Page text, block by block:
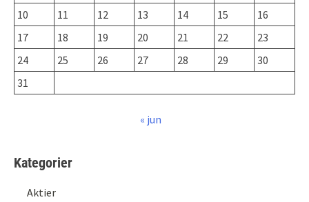
10
11 12 13 14 15
16
17
18 19 20 21 22
23
24
25 26 27 28 29
30
31
« jun
Kategorier
Aktier